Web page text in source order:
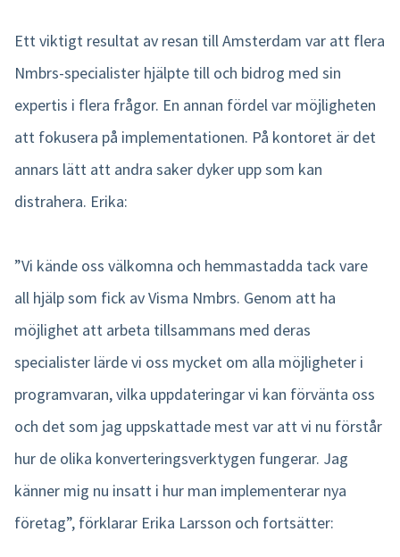
Ett viktigt resultat av resan till Amsterdam var att flera
Nmbrs-specialister hjälpte till och bidrog med sin
expertis i flera frågor. En annan fördel var möjligheten
att fokusera på implementationen. På kontoret är det
annars lätt att andra saker dyker upp som kan
distrahera. Erika:
”Vi kände oss välkomna och hemmastadda tack vare
all hjälp som fick av Visma Nmbrs. Genom att ha
möjlighet att arbeta tillsammans med deras
specialister lärde vi oss mycket om alla möjligheter i
programvaran, vilka uppdateringar vi kan förvänta oss
och det som jag uppskattade mest var att vi nu förstår
hur de olika konverteringsverktygen fungerar. Jag
känner mig nu insatt i hur man implementerar nya
företag”, förklarar Erika Larsson och fortsätter: